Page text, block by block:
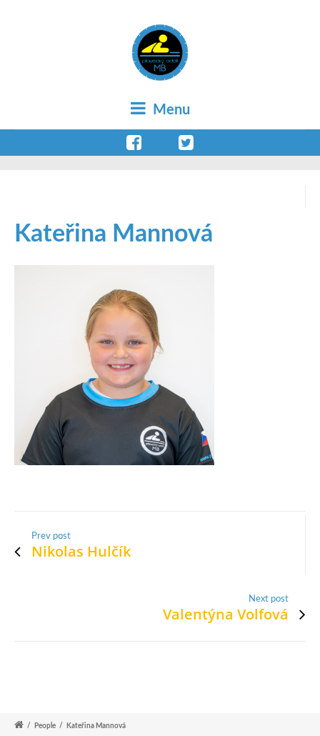
Menu
Kateřina Mannová
Prev post
Nikolas Hulčík
Next post
Valentýna Volfová
/ People / Kateřina Mannová